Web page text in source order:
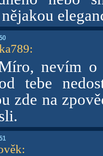
:
nevím o
tebe
zde na
: